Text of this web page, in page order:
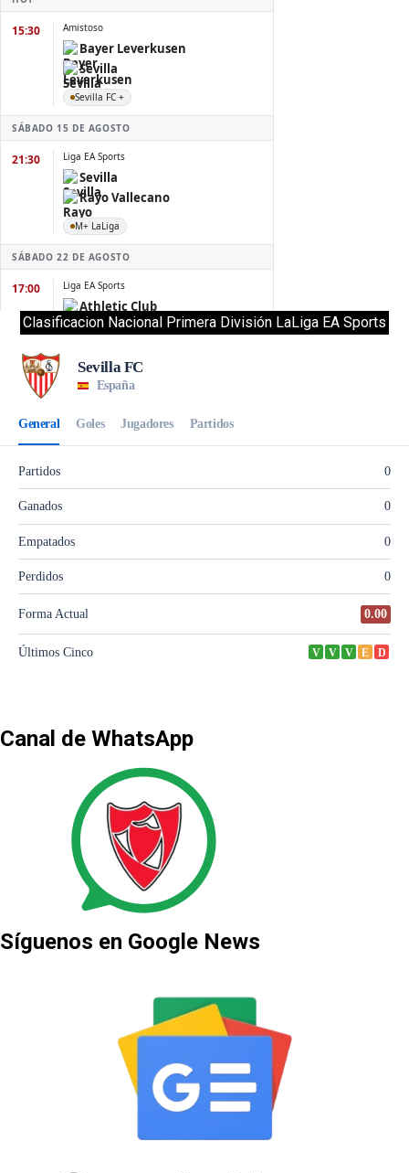
Clasificacion Nacional Primera División LaLiga EA Sports
Canal de WhatsApp
Síguenos en Google News